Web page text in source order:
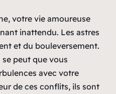
votre vie amoureuse
inattendu. Les astres
et du bouleversement.
se peut que vous
avec votre
de ces conflits, ils sont